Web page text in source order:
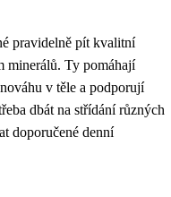
pravidelně pít kvalitní
minerálů. Ty pomáhají
v těle a podporují
dbát na střídání různých
doporučené denní